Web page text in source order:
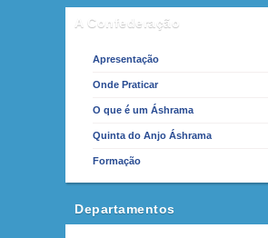
A Confederação
Apresentação
Onde Praticar
O que é um Áshrama
Quinta do Anjo Áshrama
Formação
Departamentos